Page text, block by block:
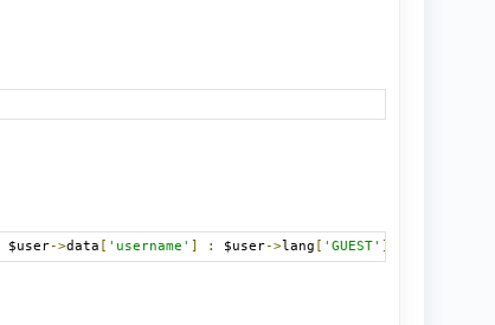
$user->data [ 'username' ] : $user->lang [ 'GUEST' ]),